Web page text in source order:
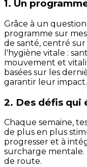
1. Un
Grâce à un
programme sur
de santé, centré sur
l'hygiène vitale :
mouvement et
basées sur les
garantir leur impact.
2. Des défis qui
Chaque semaine,
de plus en plus
progresser et à
surcharge
de route.